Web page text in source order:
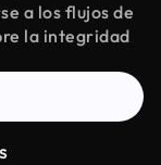
a los flujos de
la integridad